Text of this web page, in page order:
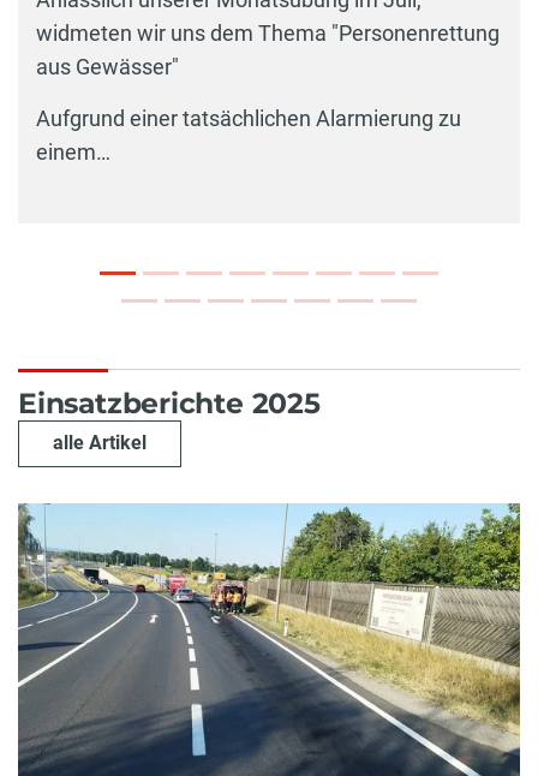
widmeten wir uns dem Thema "Personenrettung
aus Gewässer"
Aufgrund einer tatsächlichen Alarmierung zu
einem…
Einsatzberichte 2025
alle Artikel